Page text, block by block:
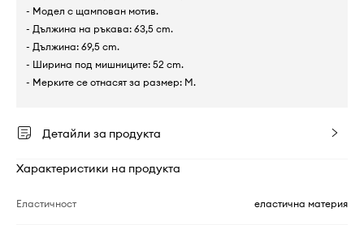
- Модел с щампован мотив.
- Дължина на ръкава: 63,5 cm.
- Дължина: 69,5 cm.
- Ширина под мишниците: 52 cm.
- Мерките се отнасят за размер: M.
Детайли за продукта
Характеристики на продукта
Еластичност еластична материя